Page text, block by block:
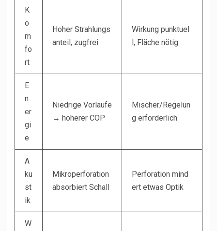
K
o
m
fo
rt
Hoher Strahlungs
anteil, zugfrei
Wirkung punktuel
l, Fläche nötig
E
n
er
gi
e
Niedrige Vorläufe
→ höherer COP
Mischer/Regelun
g erforderlich
A
ku
st
ik
Mikroperforation
absorbiert Schall
Perforation mind
ert etwas Optik
W